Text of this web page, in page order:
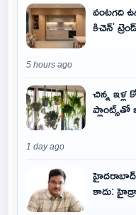
వంటగది
కిచెన్' ట్రెండ్
5 hours ago
చిన్న
ప్లాంట్స్‌తో
1 day ago
కాదు: